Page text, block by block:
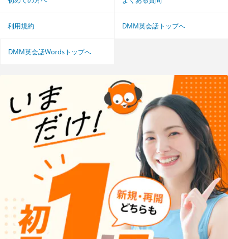
利用規約 DMM英会話トップへ
DMM英会話Wordsトップへ